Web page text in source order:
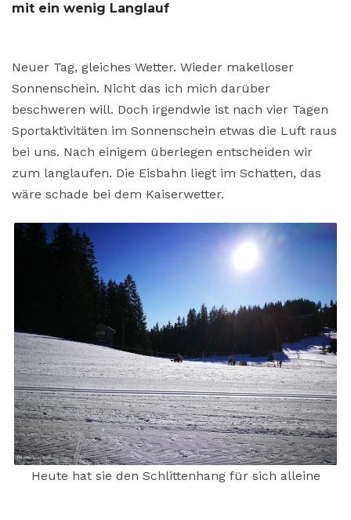
mit ein wenig Langlauf
Neuer Tag, gleiches Wetter. Wieder makelloser
Sonnenschein. Nicht das ich mich darüber
beschweren will. Doch irgendwie ist nach vier Tagen
Sportaktivitäten im Sonnenschein etwas die Luft raus
bei uns. Nach einigem überlegen entscheiden wir
zum langlaufen. Die Eisbahn liegt im Schatten, das
wäre schade bei dem Kaiserwetter.
Heute hat sie den Schlittenhang für sich alleine